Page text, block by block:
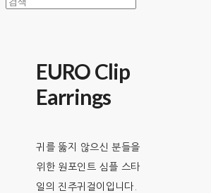
EURO Clip
Earrings
귀를 뚫지 않으신 분들을
위한 원포인트 심플 스타
일의 진주귀걸이입니다.